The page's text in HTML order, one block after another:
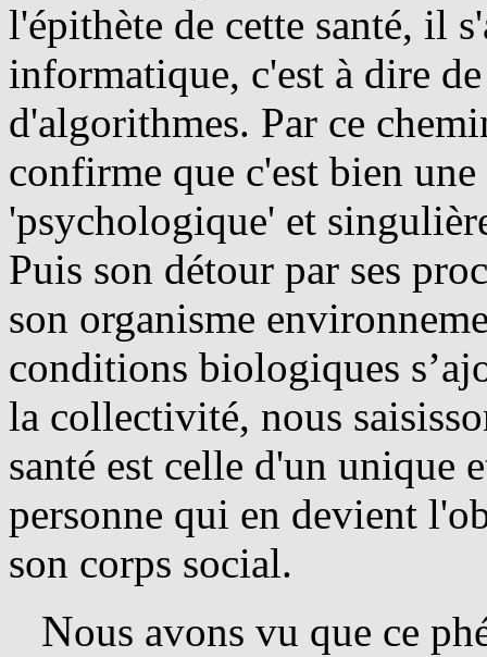
l'épithète de cette santé, il
informatique, c'est à dire
d'algorithmes. Par ce
confirme que c'est bien
'psychologique' et
Puis son détour par ses
son organisme
conditions biologiques
la collectivité, nous
santé est celle d'un unique
personne qui en devient
son corps social.
Nous avons vu que ce